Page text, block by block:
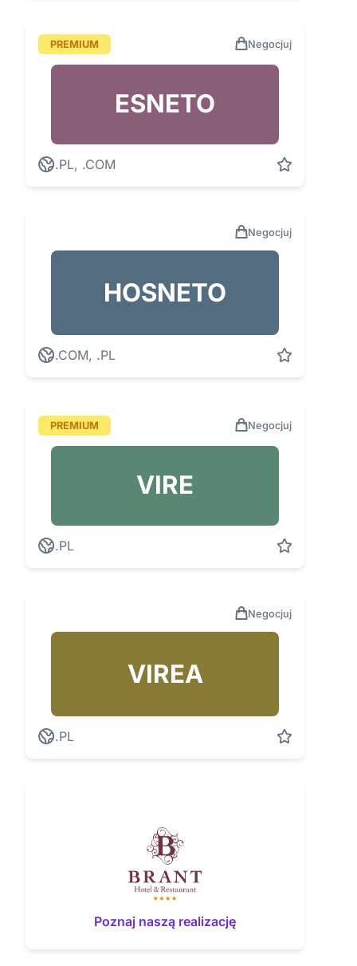
PREMIUM Negocjuj
ESNETO
.PL, .COM
Negocjuj
HOSNETO
.COM, .PL
PREMIUM Negocjuj
VIRE
.PL
Negocjuj
VIREA
.PL
Poznaj naszą realizację